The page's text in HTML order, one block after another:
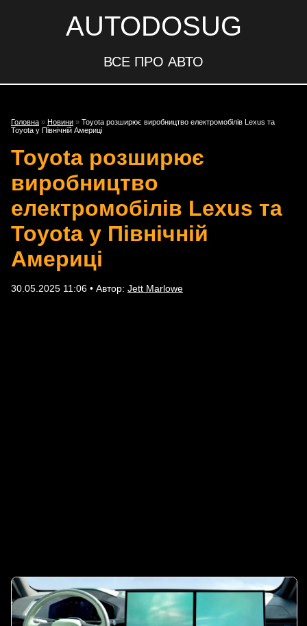
AUTODOSUG
ВСЕ ПРО АВТО
Головна » Новини » Toyota розширює виробництво електромобілів Lexus та
Toyota у Північній Америці
Toyota розширює
виробництво
електромобілів Lexus та
Toyota у Північній
Америці
30.05.2025 11:06 • Автор: Jett Marlowe